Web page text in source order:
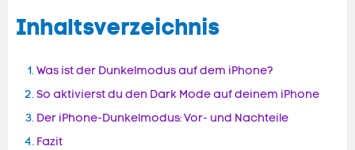
Inhaltsverzeichnis
Was ist der Dunkelmodus auf dem iPhone?
So aktivierst du den Dark Mode auf deinem iPhone
Der iPhone-Dunkelmodus: Vor- und Nachteile
Fazit